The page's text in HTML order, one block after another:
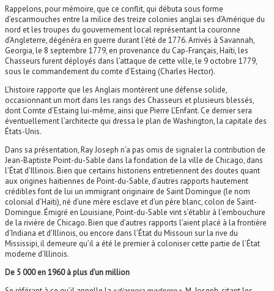
Rappelons, pour mémoire, que ce conflit, qui débuta sous forme
d’escarmouches entre la milice des treize colonies anglai ses d’Amérique du
nord et les troupes du gouvernement local représentant la couronne
d’Angleterre, dégénéra en guerre durant l’été de 1776. Arrivés à Savannah,
Georgia, le 8 septembre 1779, en provenance du Cap-Français, Haïti, les
Chasseurs furent déployés dans l’attaque de cette ville, le 9 octobre 1779,
sous le commandement du comte d’Estaing (Charles Hector).
L’histoire rapporte que les Anglais montèrent une défense solide,
occasionnant un mort dans les rangs des Chasseurs et plusieurs blessés,
dont Comte d’Estaing lui-même, ainsi que Pierre L’Enfant. Ce dernier sera
éventuellement l’architecte qui dressa le plan de Washington, la capitale des
États-Unis.
Dans sa présentation, Ray Joseph n’a pas omis de signaler la contribution de
Jean-Baptiste Point-du-Sable dans la fondation de la ville de Chicago, dans
l’État d’Illinois. Bien que certains historiens entretiennent des doutes quant
aux origines haïtiennes de Point-du-Sable, d’autres rapports hautement
crédibles font de lui un immigrant originaire de Saint Domingue (le nom
colonial d’Haïti), né d’une mère esclave et d’un père blanc, colon de Saint-
Domingue. Émigré en Louisiane, Point-du-Sable vint s’établir à l’embouchure
de la rivière de Chicago. Bien que d’autres rapports l’aient placé à la frontière
d‘Indiana et d’Illinois, ou encore dans l’État du Missouri sur la rive du
Mississipi, il demeure qu’il a été le premier à coloniser cette partie de l’État
moderne d’Illinois.
De 5 000 en 1960 à plus d’un million